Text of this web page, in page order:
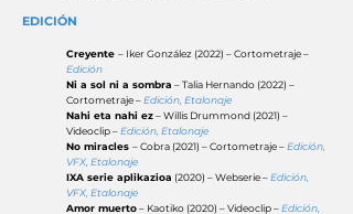
EDICIÓN
Creyente – Iker González (2022) – Cortometraje –
Edición
Ni a sol ni a sombra – Talia Hernando (2022) –
Cortometraje –Edición, Etalonaje
Nahi eta nahi ez– Willis Drummond (2021) –
Videoclip –Edición, Etalonaje
No miracles – Cobra (2021) – Cortometraje –Edición,
VFX, Etalonaje
IXA serie aplikazioa (2020) – Webserie –Edición,
VFX, Etalonaje
Amor muerto– Kaotiko (2020) – Videoclip –Edición,